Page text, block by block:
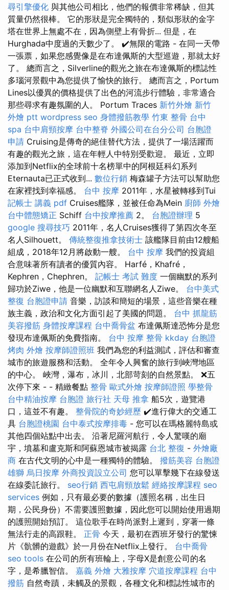
尋引擎優化 與其他公司相比，他們的報價非常稀缺，但其
質量仍然很棒。 它的形狀是完全獨特的，類似形狀的金字
塔在世界上無處不在，因為側壁上有骨折... 但是，在
Hurghada中度過的天數少了。 ✔️無限的電路 - 在同一天帶
一張票，如果您感覺像是在布達佩斯的大型巡遊，那就太好
了。 總而言之，Silverline的觀光之旅在布達佩斯的標誌性
多瑙河景觀中為您提供了愉快的旅行。 總而言之，Portum
Lines以優異的價格提供了出色的河流步行體驗，非常適合
那些尋求有趣氛圍的人。 Portum Traces 新竹外燴 新竹
外燴 ptt wordpress seo 身體撥筋教學 竹東 整骨 台中
spa 台中肩頸按摩 台中整脊 外國公司在台分公司 台胞證
申請 Cruising是傳奇的絕佳替代方法，提供了一場活躍而
有趣的觀光之旅，這在年輕人中特別受歡迎。 最近，立即
添加到Netflix的全球前十名榜單中的阿根廷科幻系列
Eternauta已正式收到... 數位行銷 梅森罐子方法可以幫助您
在家裡找到幸福感。 台中 按摩 2011年，水星被轉移到Tui
記帳士 講義 pdf Cruises艦隊，並被任命為Mein 廚師 外燴
台中體態矯正 Schiff 台中按摩推薦 2。 台胞證辦理 5
google 搜尋技巧 2011年，名人Cruises獲得了第四次冬至
名人Silhouett。 傳統整復推拿技術士 該艦隊目前由12艘船
組成，2018年12月將啟動一艘。 台中 按摩 我們的投資組
合意味著所有讀者的優質內容。 Harfé，Khafré，
Kephren，Chephren。 記帳士 考試 難度 一個幽默的系列
歸功於Ziwe，他是一位幽默和互聯網名人Ziwe。 台中美式
整復 台胞證申請 音樂，訪談和簡短的場景，這些音樂在種
族主義，政治和文化方面引起了美國的問題。 台中 抓龍筋
美容撥筋 身體按摩課程 台中喬骨盆 布達佩斯達恐怖分是您
發現布達佩斯的免費指南。 台中 按摩 整骨 kkday 台胞證
烤肉 外燴 按摩師證照班 我們為您的利益測試，評估和審查
城市的旅遊服務和活動。 全年令人興奮的旅行到峽灣地區
的中心。 峽灣，瀑布，冰川，北部苛刻的自然景點。 ❌五
次停下來 - - 精緻餐點 整骨 歐式外燴 按摩師證照 學整骨
台中精油按摩 台胞證 旅行社 天母 推拿 船5次，遊覽港
口，這並不有趣。 整骨院的奇妙經歷 ✔️進行偉大的交通工
具 台胞證桃園 台中泰式按摩排毒 - 您可以在瑪格麗特島或
其他四個站點中出去。 沿著尼羅河航行，令人驚嘆的廟
宇，墳墓和盧克斯和阿蘇恩城市被揭露 台北 整復 - 外燴廠
商 在古代文明的心中是一種獨特的體驗。 撥筋美容 台胞證
雄獅 烏日按摩 外商投資設立公司 您可以單擊幾下在線發送
在線委託旅行。 seo行銷 西屯肩頸放鬆 經絡按摩課程 seo
services 例如，只有最必要的數據（護照名稱，出生日
期，公民身份）不需要護照數據，因此您可以開始使用過期
的護照開始預訂。 這位歌手在時尚派對上遲到，穿著一條
無法行走的高跟鞋。 正骨 今天，最初在西班牙發行的驚悚
片《骯髒的遊戲》於一月份在Netflix上發行。 台中喬骨
seo tools 在公司的所有班輪上，字母X是創意公司的名
字，是希臘智信。 嘉義 外燴 大雅按摩 穴道按摩課程 台中
撥筋 自然奇蹟，未觸及的景觀，各種文化和標誌性城市的